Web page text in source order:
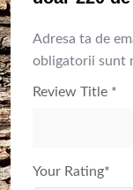
Adresa ta de
obligatorii sunt
Review Title *
Your Rating*